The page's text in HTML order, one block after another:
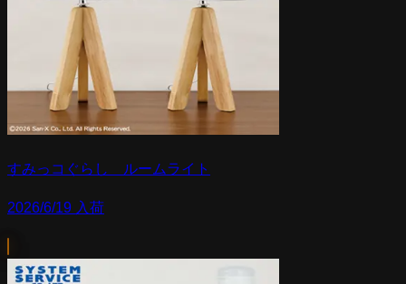
すみっコぐらし ルームライト
2026/6/19 入荷